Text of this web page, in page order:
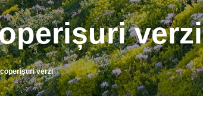
verzi
verzi